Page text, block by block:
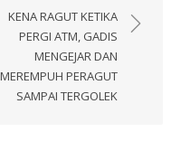
KENA RAGUT KETIKA
PERGI ATM, GADIS
MENGEJAR DAN
MEREMPUH PERAGUT
SAMPAI TERGOLEK